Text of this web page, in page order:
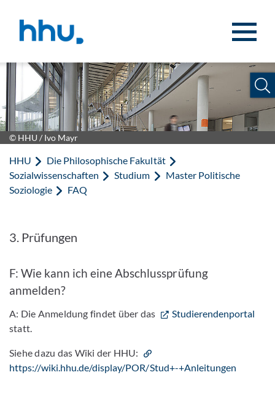
© HHU / Ivo Mayr
HHU
Die Philosophische Fakultät
Sozialwissenschaften
Studium
Master Politische
Soziologie
FAQ
3. Prüfungen
F: Wie kann ich eine Abschlussprüfung
anmelden?
A: Die Anmeldung findet über das
Studierendenportal
statt.
Siehe dazu das Wiki der HHU:
https://wiki.hhu.de/display/POR/Stud+-+Anleitungen